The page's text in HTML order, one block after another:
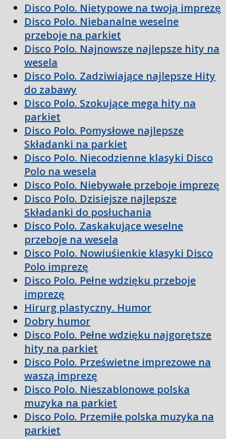
Disco Polo. Nietypowe na twoją imprezę
Disco Polo. Niebanalne weselne
przeboje na parkiet
Disco Polo. Najnowsze najlepsze hity na
wesela
Disco Polo. Zadziwiające najlepsze Hity
do zabawy
Disco Polo. Szokujące mega hity na
parkiet
Disco Polo. Pomysłowe najlepsze
Składanki na parkiet
Disco Polo. Niecodzienne klasyki Disco
Polo na wesela
Disco Polo. Niebywałe przeboje imprezę
Disco Polo. Dzisiejsze najlepsze
Składanki do posłuchania
Disco Polo. Zaskakujące weselne
przeboje na wesela
Disco Polo. Nowiuśienkie klasyki Disco
Polo imprezę
Disco Polo. Pełne wdzięku przeboje
imprezę
Hirurg plastyczny. Humor
Dobry humor
Disco Polo. Pełne wdzięku najgorętsze
hity na parkiet
Disco Polo. Prześwietne imprezowe na
waszą imprezę
Disco Polo. Nieszablonowe polska
muzyka na parkiet
Disco Polo. Przemiłe polska muzyka na
parkiet